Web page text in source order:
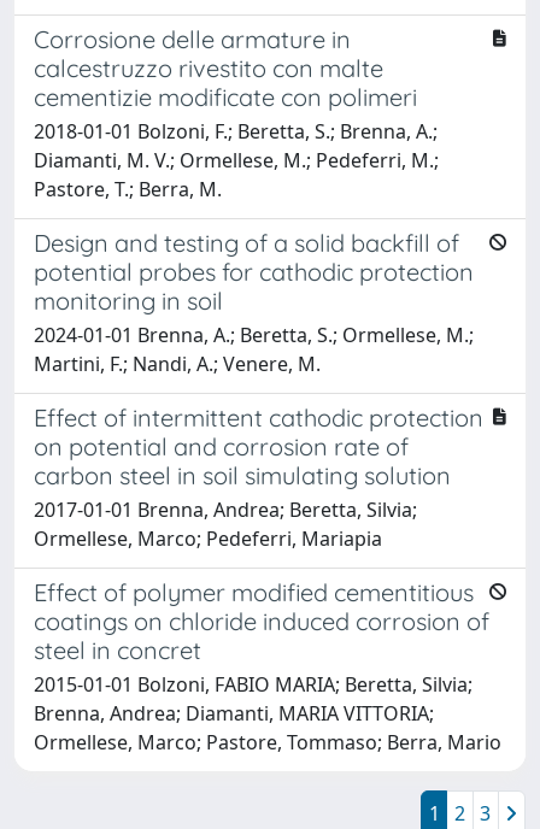
Corrosione delle armature in
calcestruzzo rivestito con malte
cementizie modificate con polimeri
2018-01-01 Bolzoni, F.; Beretta, S.; Brenna, A.;
Diamanti, M. V.; Ormellese, M.; Pedeferri, M.;
Pastore, T.; Berra, M.
Design and testing of a solid backfill of
potential probes for cathodic protection
monitoring in soil
2024-01-01 Brenna, A.; Beretta, S.; Ormellese, M.;
Martini, F.; Nandi, A.; Venere, M.
Effect of intermittent cathodic protection
on potential and corrosion rate of
carbon steel in soil simulating solution
2017-01-01 Brenna, Andrea; Beretta, Silvia;
Ormellese, Marco; Pedeferri, Mariapia
Effect of polymer modified cementitious
coatings on chloride induced corrosion of
steel in concret
2015-01-01 Bolzoni, FABIO MARIA; Beretta, Silvia;
Brenna, Andrea; Diamanti, MARIA VITTORIA;
Ormellese, Marco; Pastore, Tommaso; Berra, Mario
1 2 3